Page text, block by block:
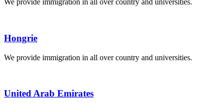
We provide immigration in all over country and universities.
Hongrie
We provide immigration in all over country and universities.
United Arab Emirates